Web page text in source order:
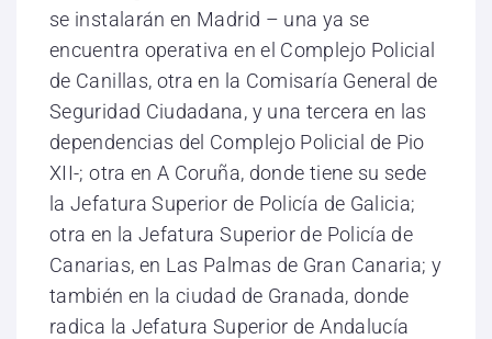
se instalarán en Madrid – una ya se
encuentra operativa en el Complejo Policial
de Canillas, otra en la Comisaría General de
Seguridad Ciudadana, y una tercera en las
dependencias del Complejo Policial de Pio
XII-; otra en A Coruña, donde tiene su sede
la Jefatura Superior de Policía de Galicia;
otra en la Jefatura Superior de Policía de
Canarias, en Las Palmas de Gran Canaria; y
también en la ciudad de Granada, donde
radica la Jefatura Superior de Andalucía